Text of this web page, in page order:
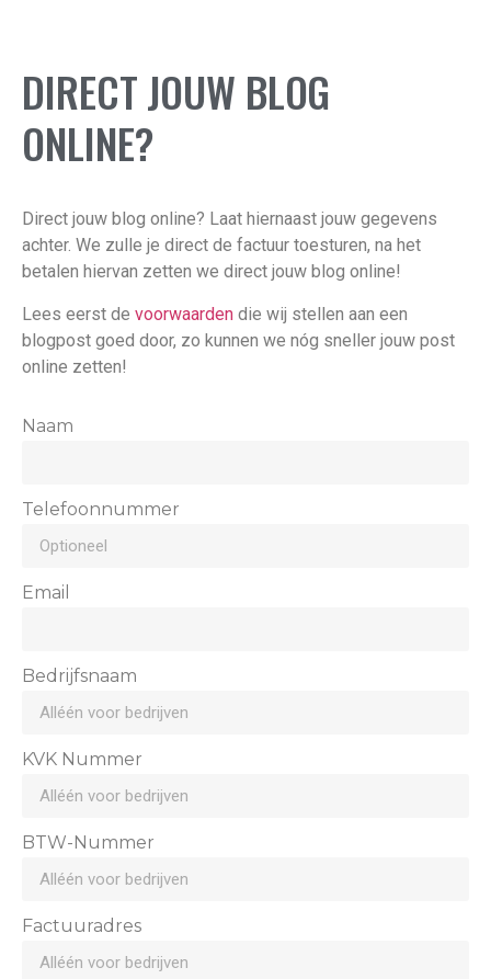
DIRECT JOUW BLOG
ONLINE?
Direct jouw blog online? Laat hiernaast jouw gegevens
achter. We zulle je direct de factuur toesturen, na het
betalen hiervan zetten we direct jouw blog online!
Lees eerst de voorwaarden die wij stellen aan een
blogpost goed door, zo kunnen we nóg sneller jouw post
online zetten!
Naam
Telefoonnummer
Email
Bedrijfsnaam
KVK Nummer
BTW-Nummer
Factuuradres